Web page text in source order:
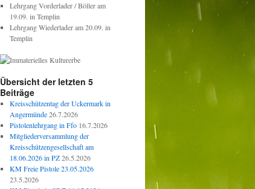
Lehrgang Vorderlader / Böller am
19.09. in Templin
Lehrgang Wiederlader am 20.09. in
Templin
Übersicht der letzten 5
Beiträge
Kreisschützentag der Uckermark in
Angermünde 26.7.2026
Pistolenlehrgang in Ffo 16.7.2026
Mitgliederversammlung der
Kreisschützengesellschaft am
18.06.2026 in PZ 26.5.2026
KM Freie Pistole 23.05.2026
23.5.2026